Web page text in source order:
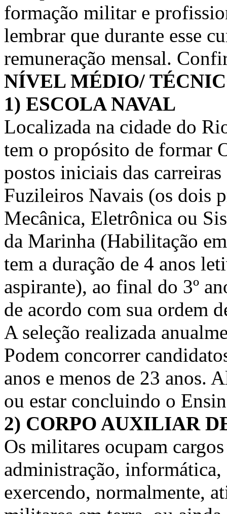
formação militar e
lembrar que durante esse
remuneração mensal.
NÍVEL MÉDIO/
1) ESCOLA NAVAL
Localizada na cidade do
tem o propósito de formar
postos iniciais das
Fuzileiros Navais (os dois
Mecânica, Eletrônica ou
da Marinha (Habilitação
tem a duração de 4 anos
aspirante), ao final do 3º
de acordo com sua ordem
A seleção realizada
Podem concorrer
anos e menos de 23 anos.
ou estar concluindo o
2) CORPO AUXILIAR
Os militares ocupam
administração, informática,
exercendo, normalmente,